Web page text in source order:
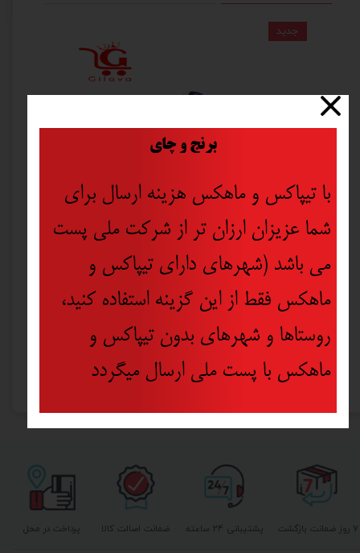
زنجیر قفل فیدورا مدل AM1417
۳۵۵,۰۰۰ تومان
جدید
پشتیبانی ۲۴ ساعته پرداخت در محل ۷ روز ضمانت بازگشت ضمانت اصالت کالا
برنج و چای
با تیپاکس و ماهکس هزینه ارسال برای
شما عزیزان ارزان تر از شرکت ملی پست
می باشد (شهرهای دارای تیپاکس و
ماهکس فقط از این گزینه استفاده کنید،
روستاها و شهرهای بدون تیپاکس و
ماهکس با پست ملی ارسال میگردد